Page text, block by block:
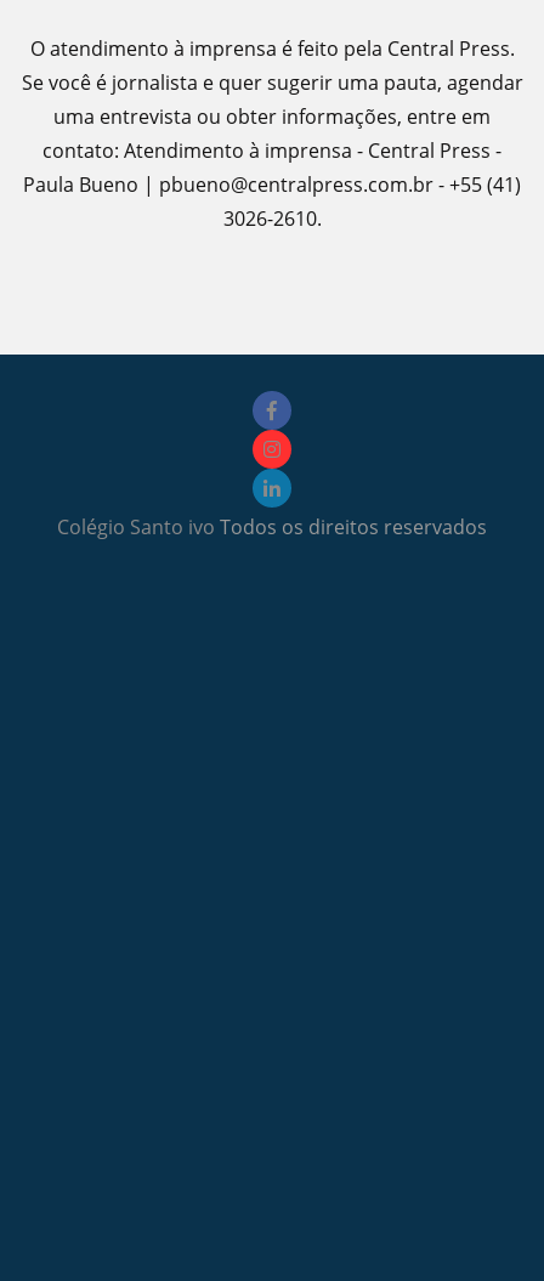
O atendimento à imprensa é feito pela Central Press.
Se você é jornalista e quer sugerir uma pauta, agendar
uma entrevista ou obter informações, entre em
contato: Atendimento à imprensa - Central Press -
Paula Bueno | pbueno@centralpress.com.br - +55 (41)
3026-2610.
Colégio Santo ivo Todos os direitos reservados